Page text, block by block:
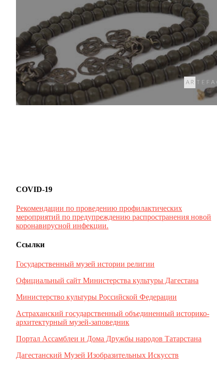
COVID-19
Рекомендации по проведению профилактических
мероприятий по предупреждению распространения новой
коронавирусной инфекции.
Ссылки
Государственный музей истории религии
Официальный сайт Министерства культуры Дагестана
Министерство культуры Российской Федерации
Астраханский государственный объединенный историко-
архитектурный музей-заповедник
Портал Ассамблеи и Дома Дружбы народов Татарстана
Дагестанский Музей Изобразительных Искусств